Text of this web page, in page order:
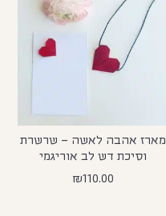
מארז אהבה לאשה – שרשרת
וסיכת דש לב אוריגמי
₪110.00